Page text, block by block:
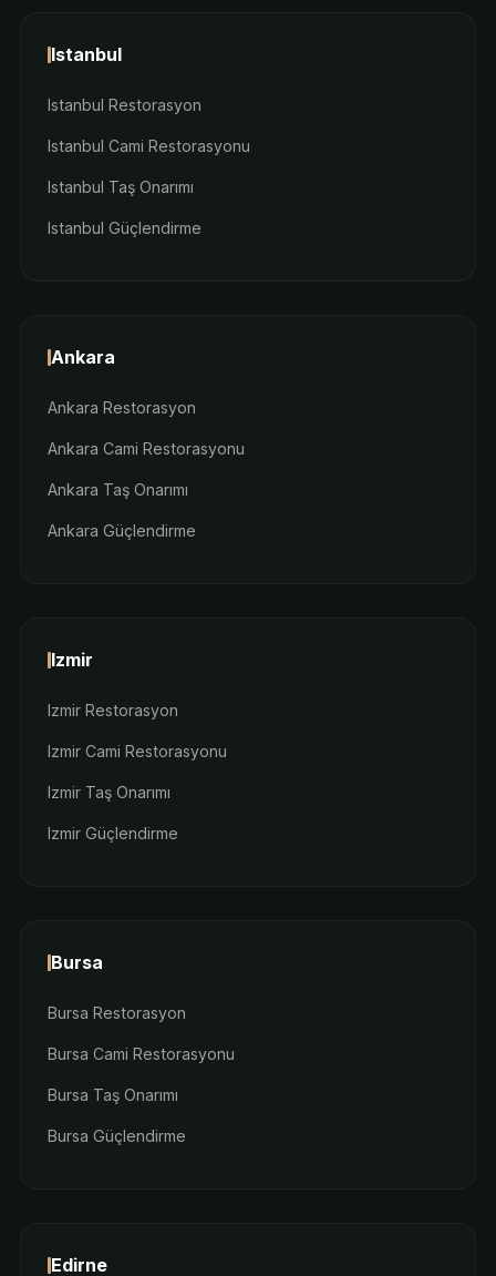
Istanbul
Istanbul Restorasyon
Istanbul Cami Restorasyonu
Istanbul Taş Onarımı
Istanbul Güçlendirme
Ankara
Ankara Restorasyon
Ankara Cami Restorasyonu
Ankara Taş Onarımı
Ankara Güçlendirme
Izmir
Izmir Restorasyon
Izmir Cami Restorasyonu
Izmir Taş Onarımı
Izmir Güçlendirme
Bursa
Bursa Restorasyon
Bursa Cami Restorasyonu
Bursa Taş Onarımı
Bursa Güçlendirme
Edirne